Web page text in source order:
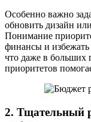
Особенно важно
обновить дизайн
Понимание
финансы и
что даже в больших
приоритетов
2. Тщательный